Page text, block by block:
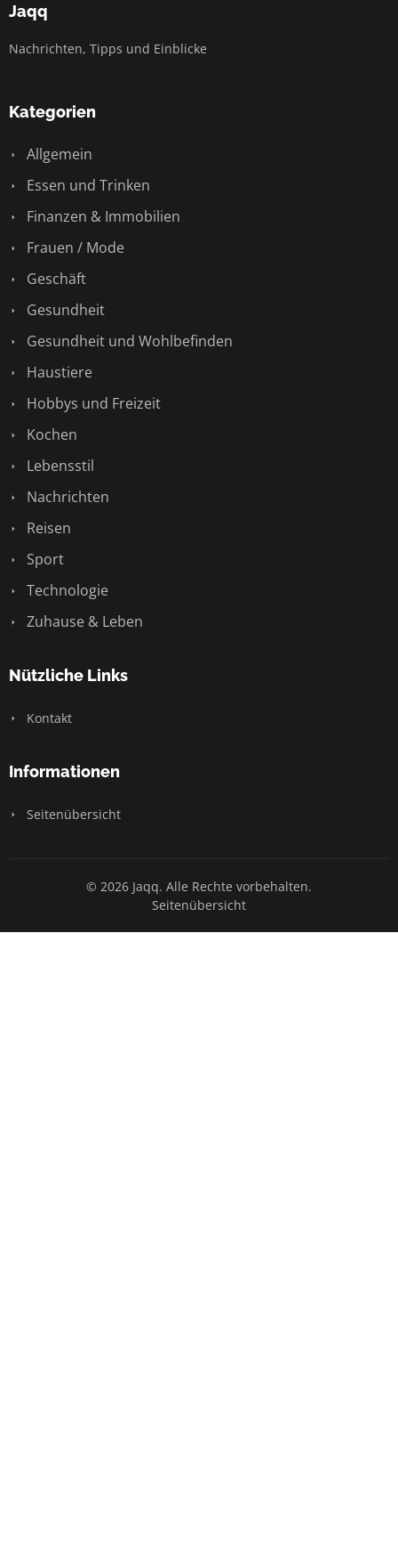
Jaqq
Nachrichten, Tipps und Einblicke
Kategorien
Allgemein
Essen und Trinken
Finanzen & Immobilien
Frauen / Mode
Geschäft
Gesundheit
Gesundheit und Wohlbefinden
Haustiere
Hobbys und Freizeit
Kochen
Lebensstil
Nachrichten
Reisen
Sport
Technologie
Zuhause & Leben
Nützliche Links
Kontakt
Informationen
Seitenübersicht
© 2026 Jaqq. Alle Rechte vorbehalten.
Seitenübersicht